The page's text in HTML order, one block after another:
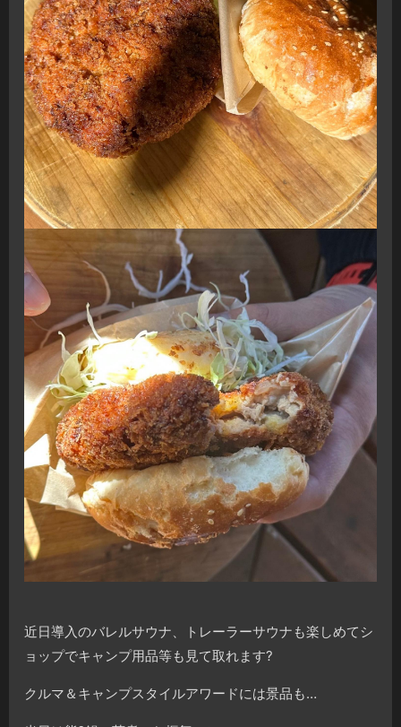
近日導入のバレルサウナ、トレーラーサウナも楽しめてシ
ョップでキャンプ用品等も見て取れます?
クルマ＆キャンプスタイルアワードには景品も…